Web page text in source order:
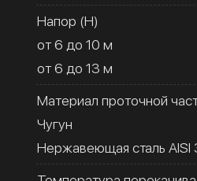
Напор (H)
от 6 до 10 м
от 6 до 13 м
Материал проточной
Чугун
Нержавеющая сталь AISI